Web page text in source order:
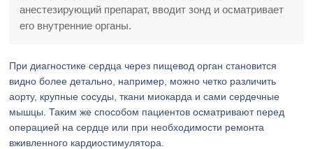
анестезирующий препарат, вводит зонд и осматривает
его внутренние органы.
При диагностике сердца через пищевод орган становится
видно более детально, например, можно четко различить
аорту, крупные сосуды, ткани миокарда и сами сердечные
мышцы. Таким же способом пациентов осматривают перед
операцией на сердце или при необходимости ремонта
вживленного кардиостимулятора.